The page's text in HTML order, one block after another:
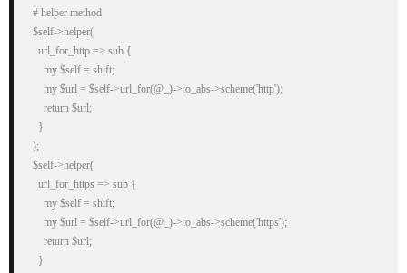
  # helper method
  $self->helper(
    url_for_http => sub {
      my $self = shift;
      my $url = $self->url_for(@_)->to_abs->scheme('http');
      return $url;
    }
  );
  $self->helper(
    url_for_https => sub {
      my $self = shift;
      my $url = $self->url_for(@_)->to_abs->scheme('https');
      return $url;
    }